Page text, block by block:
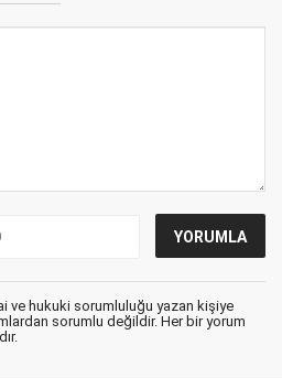
ve hukuki sorumluluğu yazan kişiye
sorumlu değildir. Her bir yorum